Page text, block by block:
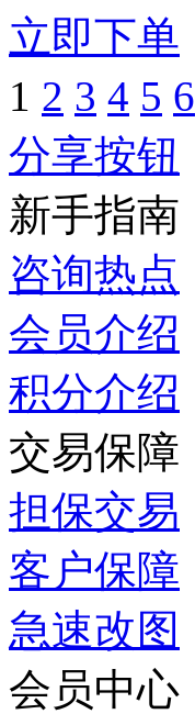
立即下单
1 2 3 4 5 6
分享按钮
新手指南
咨询热点
会员介绍
积分介绍
交易保障
担保交易
客户保障
急速改图
会员中心